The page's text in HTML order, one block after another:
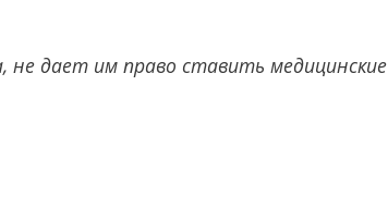
не дает им право ставить медицинские